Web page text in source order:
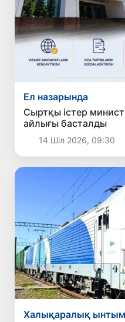
Ел назарында
Сыртқы істер
айлығы басталды
14 Шіл 2026, 09:30
Халықаралық